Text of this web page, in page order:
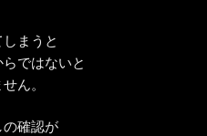
まうと
ではないと
ん。
の確認が